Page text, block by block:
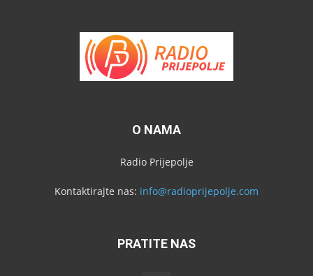
O NAMA
Radio Prijepolje
Kontaktirajte nas: info@radioprijepolje.com
PRATITE NAS